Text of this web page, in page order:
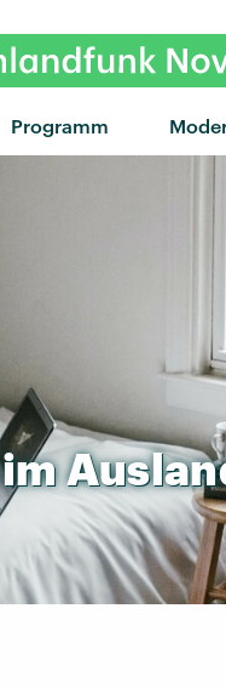
Programm
"Gut genug" von
im